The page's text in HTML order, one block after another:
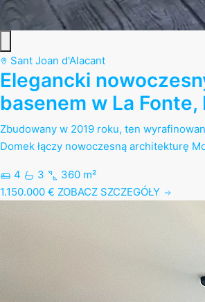
Sant Joan d'Alacant
Elegancki
basenem w La
Zbudowany w 2019 roku, ten
Domek łączy nowoczesną architekturę
4 3
360 m²
1.150.000 € ZOBACZ SZCZEGÓŁY